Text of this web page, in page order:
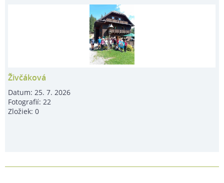
Živčáková
Datum:25. 7. 2026
Fotografií:22
Zložiek:0